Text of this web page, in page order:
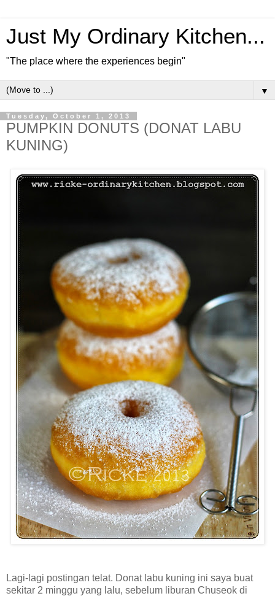
Just My Ordinary Kitchen...
"The place where the experiences begin"
▼
Tuesday, October 1, 2013
PUMPKIN DONUTS (DONAT LABU
KUNING)
Lagi-lagi postingan telat. Donat labu kuning ini saya buat
sekitar 2 minggu yang lalu, sebelum liburan Chuseok di